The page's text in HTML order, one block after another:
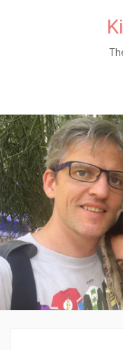
de
content